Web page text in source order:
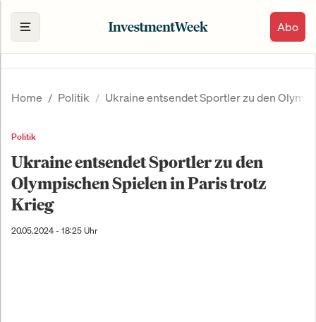
Abo
Home Politik Ukraine entsendet Sportler zu den
Politik
Ukraine entsendet Sportler zu den
Olympischen Spielen in Paris trotz
Krieg
20.05.2024 - 18:25 Uhr